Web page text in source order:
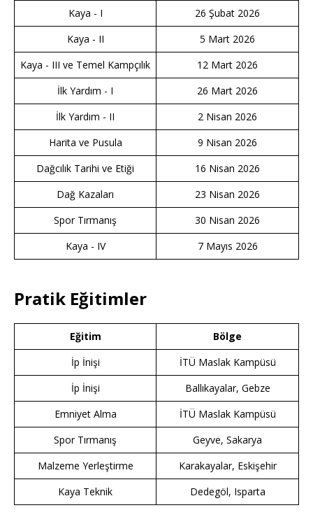
Kaya - I
26 Şubat 2026
Kaya - II
5 Mart 2026
Kaya - III ve Temel Kampçılık
12 Mart 2026
İlk Yardım - I
26 Mart 2026
İlk Yardım - II
2 Nisan 2026
Harita ve Pusula
9 Nisan 2026
Dağcılık Tarihi ve Etiği
16 Nisan 2026
Dağ Kazaları
23 Nisan 2026
Spor Tırmanış
30 Nisan 2026
Kaya - IV
7 Mayıs 2026
Pratik Eğitimler
Eğitim
Bölge
İp İnişi
İTÜ Maslak Kampüsü
İp İnişi
Ballıkayalar, Gebze
Emniyet Alma
İTÜ Maslak Kampüsü
Spor Tırmanış
Geyve, Sakarya
Malzeme Yerleştirme
Karakayalar, Eskişehir
Kaya Teknik
Dedegöl, Isparta